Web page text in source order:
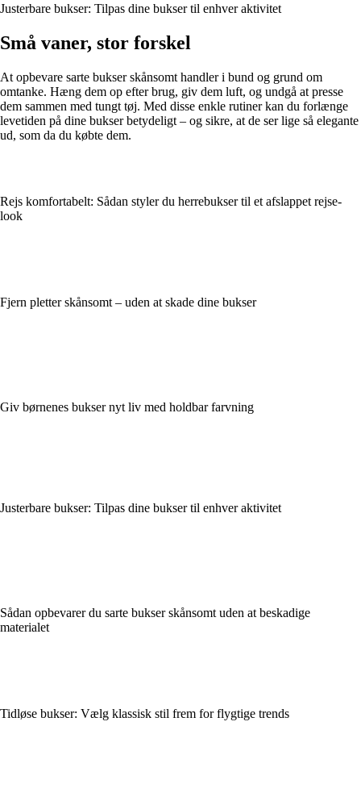
Justerbare bukser: Tilpas dine bukser til enhver aktivitet
Små vaner, stor forskel
At opbevare sarte bukser skånsomt handler i bund og grund om
omtanke. Hæng dem op efter brug, giv dem luft, og undgå at presse
dem sammen med tungt tøj. Med disse enkle rutiner kan du forlænge
levetiden på dine bukser betydeligt – og sikre, at de ser lige så elegante
ud, som da du købte dem.
Rejs komfortabelt: Sådan styler du herrebukser til et afslappet rejse-
look
Fjern pletter skånsomt – uden at skade dine bukser
Giv børnenes bukser nyt liv med holdbar farvning
Justerbare bukser: Tilpas dine bukser til enhver aktivitet
Sådan opbevarer du sarte bukser skånsomt uden at beskadige
materialet
Tidløse bukser: Vælg klassisk stil frem for flygtige trends